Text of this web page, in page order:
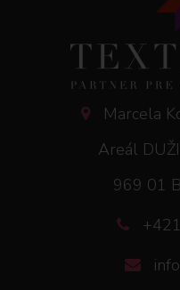
Marcela
Areál
969 01